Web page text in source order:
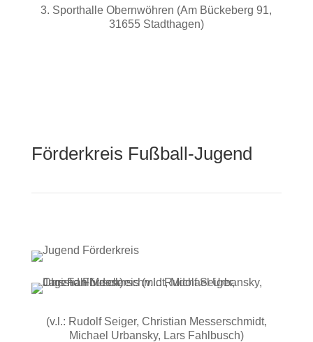
3. Sporthalle Obernwöhren (Am Bückeberg 91,
31655 Stadthagen)
Förderkreis Fußball-Jugend
(v.l.: Rudolf Seiger, Christian Messerschmidt,
Michael Urbansky, Lars Fahlbusch)